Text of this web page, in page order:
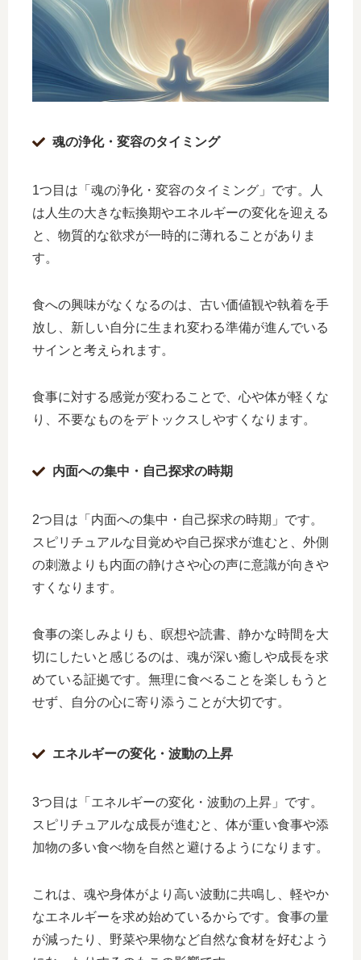
魂の浄化・変容のタイミング
1つ目は「魂の浄化・変容のタイミング」です。人
は人生の大きな転換期やエネルギーの変化を迎える
と、物質的な欲求が一時的に薄れることがありま
す。
食への興味がなくなるのは、古い価値観や執着を手
放し、新しい自分に生まれ変わる準備が進んでいる
サインと考えられます。
食事に対する感覚が変わることで、心や体が軽くな
り、不要なものをデトックスしやすくなります。
内面への集中・自己探求の時期
2つ目は「内面への集中・自己探求の時期」です。
スピリチュアルな目覚めや自己探求が進むと、外側
の刺激よりも内面の静けさや心の声に意識が向きや
すくなります。
食事の楽しみよりも、瞑想や読書、静かな時間を大
切にしたいと感じるのは、魂が深い癒しや成長を求
めている証拠です。無理に食べることを楽しもうと
せず、自分の心に寄り添うことが大切です。
エネルギーの変化・波動の上昇
3つ目は「エネルギーの変化・波動の上昇」です。
スピリチュアルな成長が進むと、体が重い食事や添
加物の多い食べ物を自然と避けるようになります。
これは、魂や身体がより高い波動に共鳴し、軽やか
なエネルギーを求め始めているからです。食事の量
が減ったり、野菜や果物など自然な食材を好むよう